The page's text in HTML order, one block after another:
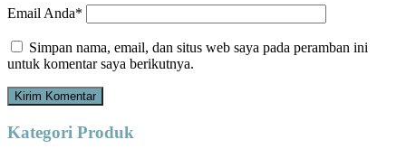
Email Anda*
Simpan nama, email, dan situs web saya pada peramban ini
untuk komentar saya berikutnya.
Kategori Produk